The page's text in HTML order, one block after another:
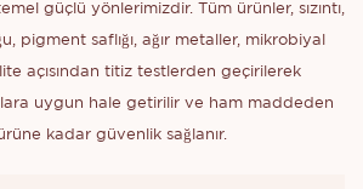
güçlü yönlerimizdir. Tüm ürünler, sızıntı,
pigment saflığı, ağır metaller, mikrobiyal
açısından titiz testlerden geçirilerek
uygun hale getirilir ve ham maddeden
kadar güvenlik sağlanır.